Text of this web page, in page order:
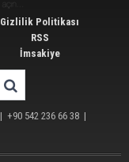
Gizlilik Politikası
RSS
İmsakiye
| +90 542 236 66 38 |